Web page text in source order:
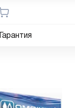
Гарантия